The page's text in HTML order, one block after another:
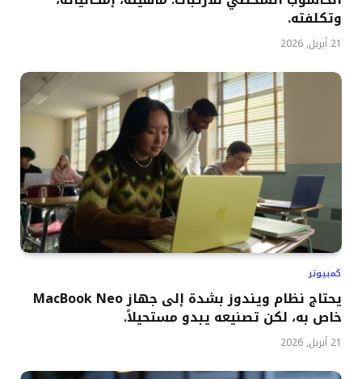
وتكلفته.
21 أبريل, 2026
كمبيوتر
يحتاج نظام ويندوز بشدة إلى جهاز MacBook Neo
خاص به، لكن تصنيعه يبدو مستحيلاً.
21 أبريل, 2026